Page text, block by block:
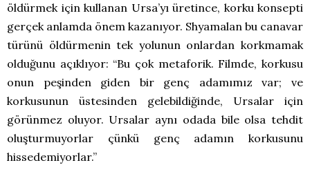
öldürmek için kullanan Ursa’yı üretince, korku konsepti
gerçek anlamda önem kazanıyor. Shyamalan bu canavar
türünü öldürmenin tek yolunun onlardan korkmamak
olduğunu açıklıyor: “Bu çok metaforik. Filmde, korkusu
onun peşinden giden bir genç adamımız var; ve
korkusunun üstesinden gelebildiğinde, Ursalar için
görünmez oluyor. Ursalar aynı odada bile olsa tehdit
oluşturmuyorlar çünkü genç adamın korkusunu
hissedemiyorlar.”